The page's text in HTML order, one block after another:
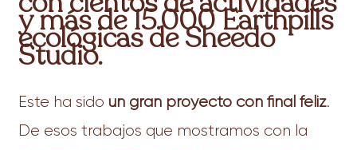
y más de 15.000 Earthpills
ecológicas de Sheedo
Studio.
Este ha sido un gran proyecto con final feliz.
De esos trabajos que mostramos con la